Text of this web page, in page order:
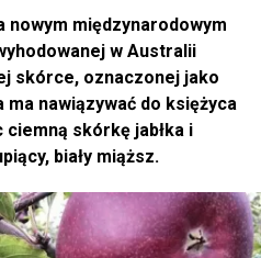
nowym międzynarodowym
w Australii
skórce, oznaczonej jako
ma nawiązywać do księżyca
skórkę jabłka i
biały miąższ.